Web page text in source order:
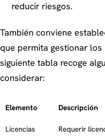
reducir riesgos.
También conviene
que permita gestionar los
siguiente tabla recoge
considerar:
Elemento Descripción
Licencias
Requerir